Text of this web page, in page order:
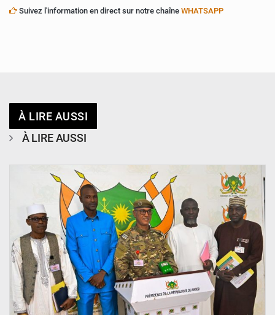
Suivez l'information en direct sur notre chaîne WHATSAPP
À LIRE AUSSI
À LIRE AUSSI